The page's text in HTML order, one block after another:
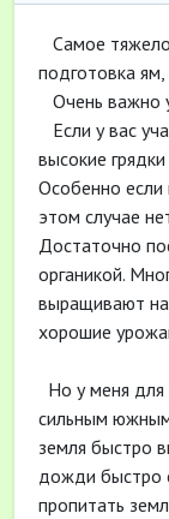
Самое
подготовка
Очень важно
Если у вас
высокие
Особенно
этом случае
Достаточно
органикой.
выращивают
хорошие
Но у меня для
сильным
земля быстро
дожди быстро
пропитать